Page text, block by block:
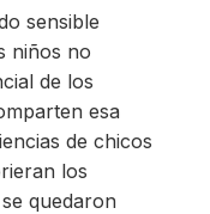
sensible
niños no
de los
esa
de chicos
los
quedaron